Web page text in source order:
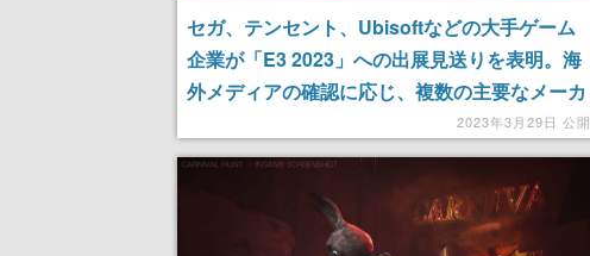
セガ、テンセント、Ubisoftなどの大手ゲーム
企業が「E3 2023」への出展見送りを表明。海
外メディアの確認に応じ、複数の主要なメーカ
2023年3月29日 公開